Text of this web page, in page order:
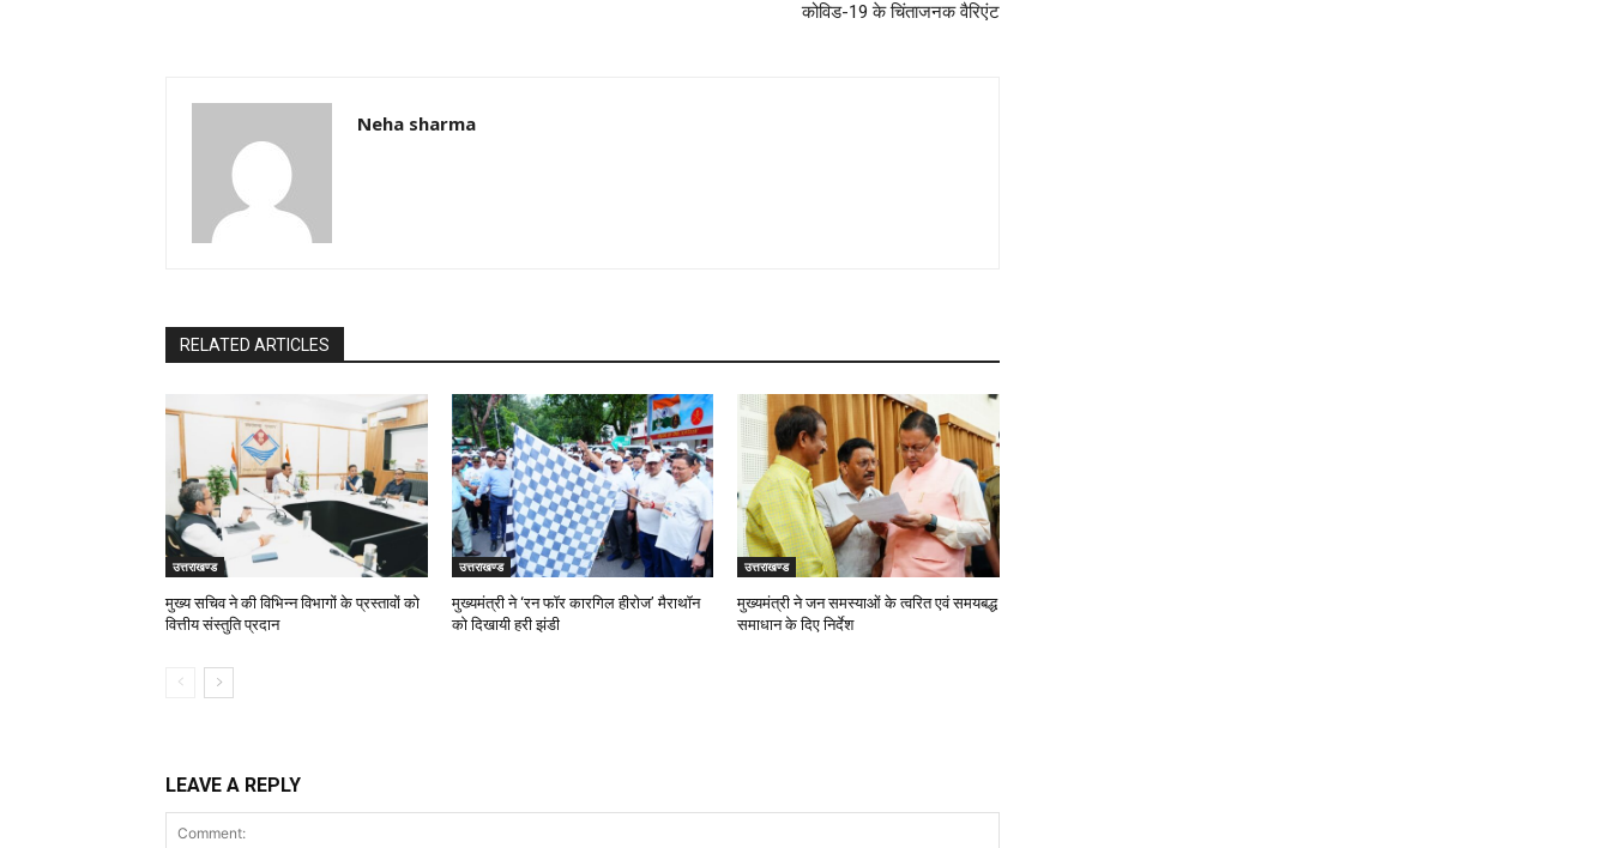
कोविड-19 के चिंताजनक वैरिएंट
Neha sharma
RELATED ARTICLES
उत्तराखण्ड
मुख्य सचिव ने की विभिन्न विभागों के प्रस्तावों को
वित्तीय संस्तुति प्रदान
उत्तराखण्ड
मुख्यमंत्री ने ‘रन फॉर कारगिल हीरोज’ मैराथॉन
को दिखायी हरी झंडी
उत्तराखण्ड
मुख्यमंत्री ने जन समस्याओं के त्वरित एवं समयबद्ध
समाधान के दिए निर्देश
LEAVE A REPLY